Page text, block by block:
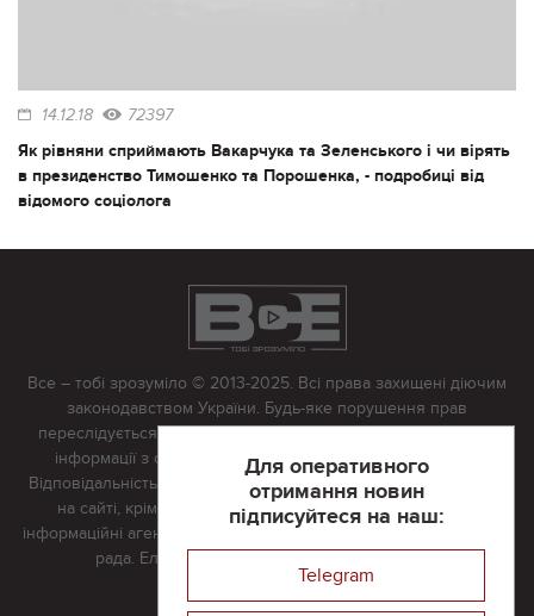
14.12.18 72397
Як рівняни сприймають Вакарчука та Зеленського і чи вірять
в президенство Тимошенко та Порошенка, - подробиці від
відомого соціолога
Для оперативного
отримання новин
підписуйтеся на наш:
Telegram
Все – тобі зрозуміло © 2013-2025. Всі права захищені діючим
законодавством України. Будь-яке порушення прав
переслідується в судовому порядку. Будь-яке відтворення
інформації з сайту тільки з письмово дозволу редакції.
Відповідальність за достовірність усіх матеріалів, розміщених
на сайті, крім матеріалів, які містять посилання на інші
інформаційні агентства або інтернет-видання, несе редакційна
рада. Електронна пошта:
Реклама на сайті